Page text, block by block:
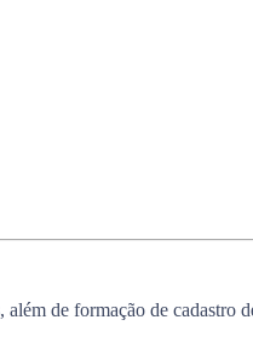
de formação de cadastro